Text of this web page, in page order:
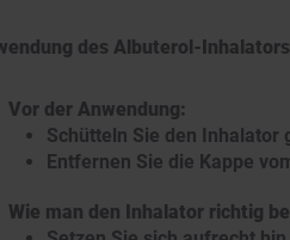
des Albuterol-Inhalators
Vor der Anwendung:
Schütteln Sie den Inhalator
Entfernen Sie die Kappe
Wie man den Inhalator richtig